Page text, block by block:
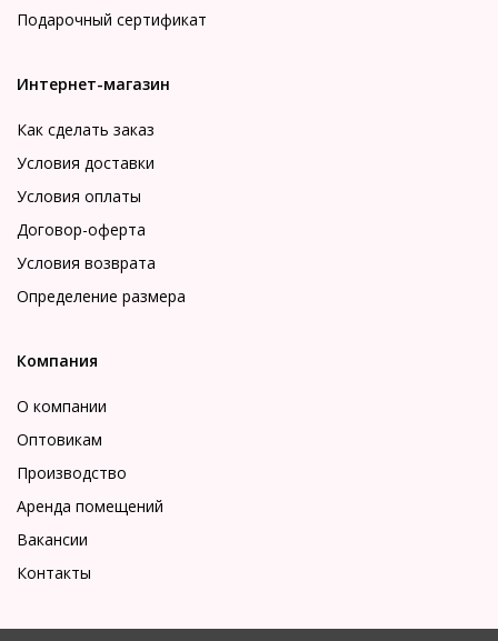
Подарочный сертификат
Интернет-магазин
Как сделать заказ
Условия доставки
Условия оплаты
Договор-оферта
Условия возврата
Определение размера
Компания
О компании
Оптовикам
Производство
Аренда помещений
Вакансии
Контакты